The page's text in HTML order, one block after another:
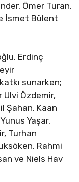
Ömer Turan,
İsmet Bülent
Erdinç
sunarken;
Ulvi Özdemir,
Şahan, Kaan
Yaşar,
Turhan
Rahmi
ve Niels Hav